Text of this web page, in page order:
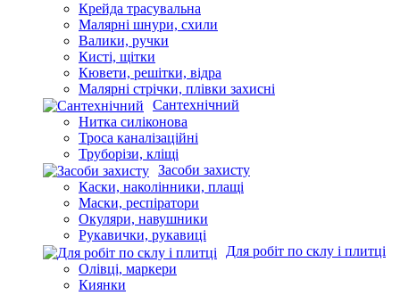
Малярний
Скребки для фарби, циклювання
Крейда трасувальна
Малярні шнури, схили
Валики, ручки
Кисті, щітки
Кювети, решітки, відра
Малярні стрічки, плівки захисні
Сантехнічний
Нитка силіконова
Троса каналізаційні
Труборізи, кліщі
Засоби захисту
Каски, наколінники, плащі
Маски, респіратори
Окуляри, навушники
Рукавички, рукавиці